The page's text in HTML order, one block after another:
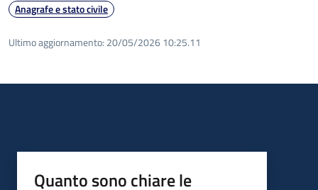
Anagrafe e stato civile
Ultimo aggiornamento: 20/05/2026 10:25.11
Quanto sono chiare le